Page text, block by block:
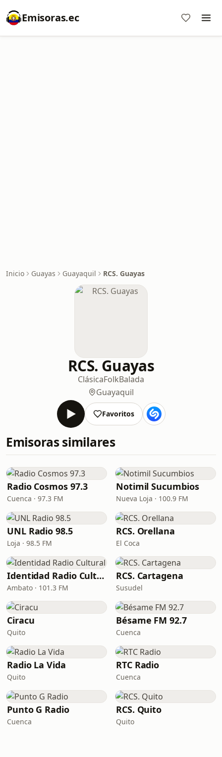
Emisoras.ec
Inicio Guayas Guayaquil RCS. Guayas
RCS. Guayas
ClásicaFolkBalada
Guayaquil
Favoritos
Emisoras similares
Radio Cosmos 97.3
Cuenca · 97.3 FM
Notimil Sucumbios
Nueva Loja · 100.9 FM
UNL Radio 98.5
Loja · 98.5 FM
RCS. Orellana
El Coca
Identidad Radio Cultural
Ambato · 101.3 FM
RCS. Cartagena
Susudel
Ciracu
Quito
Bésame FM 92.7
Cuenca
Radio La Vida
Quito
RTC Radio
Cuenca
Punto G Radio
Cuenca
RCS. Quito
Quito